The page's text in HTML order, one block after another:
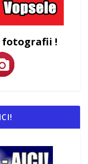
fotografii !